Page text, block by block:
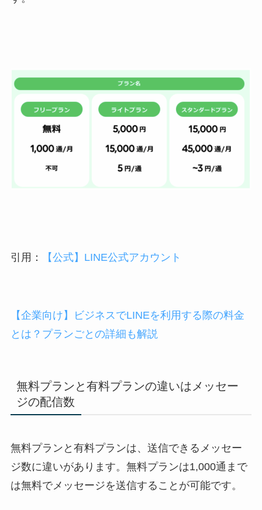
引用： 【公式】LINE公式アカウント
【企業向け】ビジネスでLINEを利用する際の料金
とは？プランごとの詳細も解説
無料プランと有料プランの違いはメッセー
ジの配信数
無料プランと有料プランは、送信できるメッセー
ジ数に違いがあります。無料プランは1,000通まで
は無料でメッセージを送信することが可能です。